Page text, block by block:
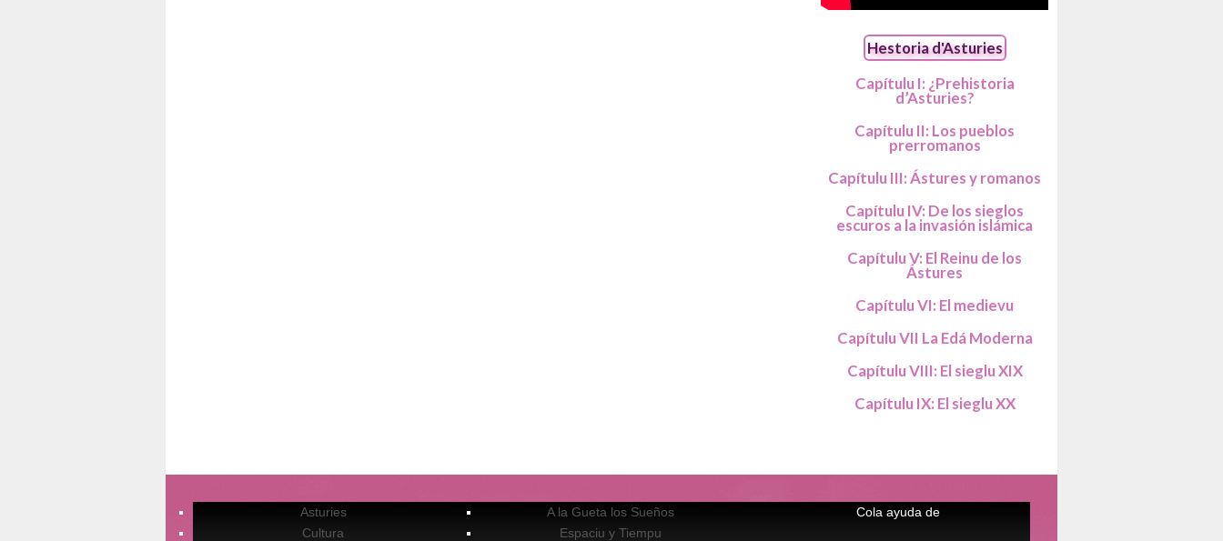
Hestoria d'Asturies
Capítulu I: ¿Prehistoria
d’Asturies?
Capítulu II: Los pueblos
prerromanos
Capítulu III: Ástures y romanos
Capítulu IV: De los sieglos
escuros a la invasión islámica
Capítulu V: El Reinu de los
Ástures
Capítulu VI: El medievu
Capítulu VII La Edá Moderna
Capítulu VIII: El sieglu XIX
Capítulu IX: El sieglu XX
Asturies
Cultura
A la Gueta los Sueños
Espaciu y Tiempu
Cola ayuda de